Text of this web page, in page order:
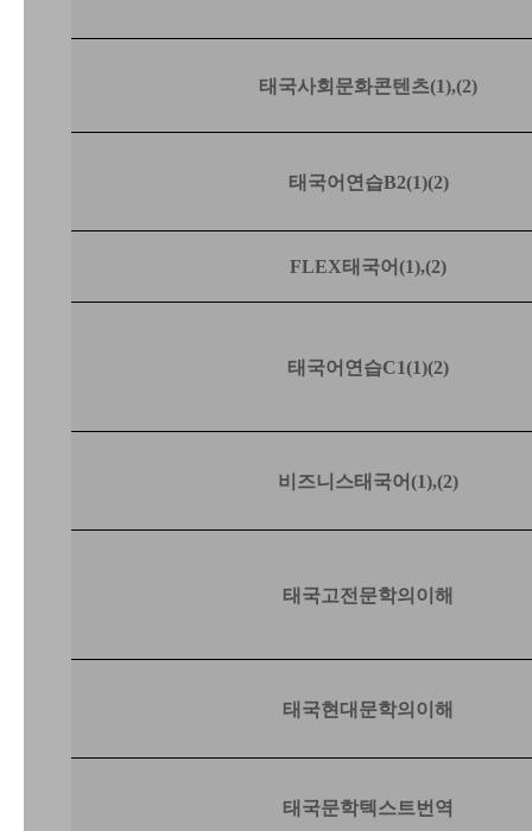
태국사회문화콘텐츠(1),(2)
태국어연습B2(1)(2)
FLEX태국어(1),(2)
태국어연습C1(1)(2)
비즈니스태국어(1),(2)
태국고전문학의이해
태국현대문학의이해
태국문학텍스트번역